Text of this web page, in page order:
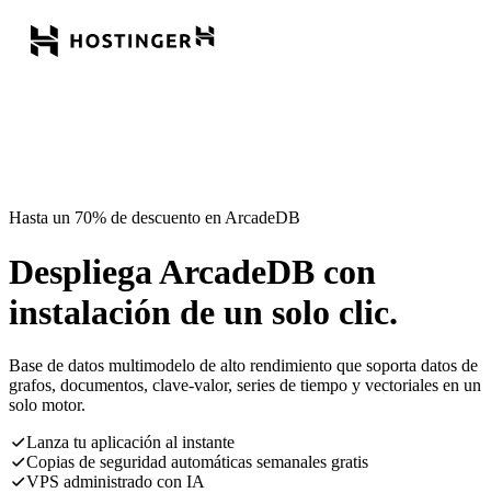
Hasta un 70% de descuento en ArcadeDB
Despliega ArcadeDB con
instalación de un solo clic.
Base de datos multimodelo de alto rendimiento que soporta datos de
grafos, documentos, clave-valor, series de tiempo y vectoriales en un
solo motor.
Lanza tu aplicación al instante
Copias de seguridad automáticas semanales gratis
VPS administrado con IA